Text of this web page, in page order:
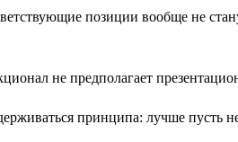
позиции вообще не
не предполагает
принципа: лучше пусть